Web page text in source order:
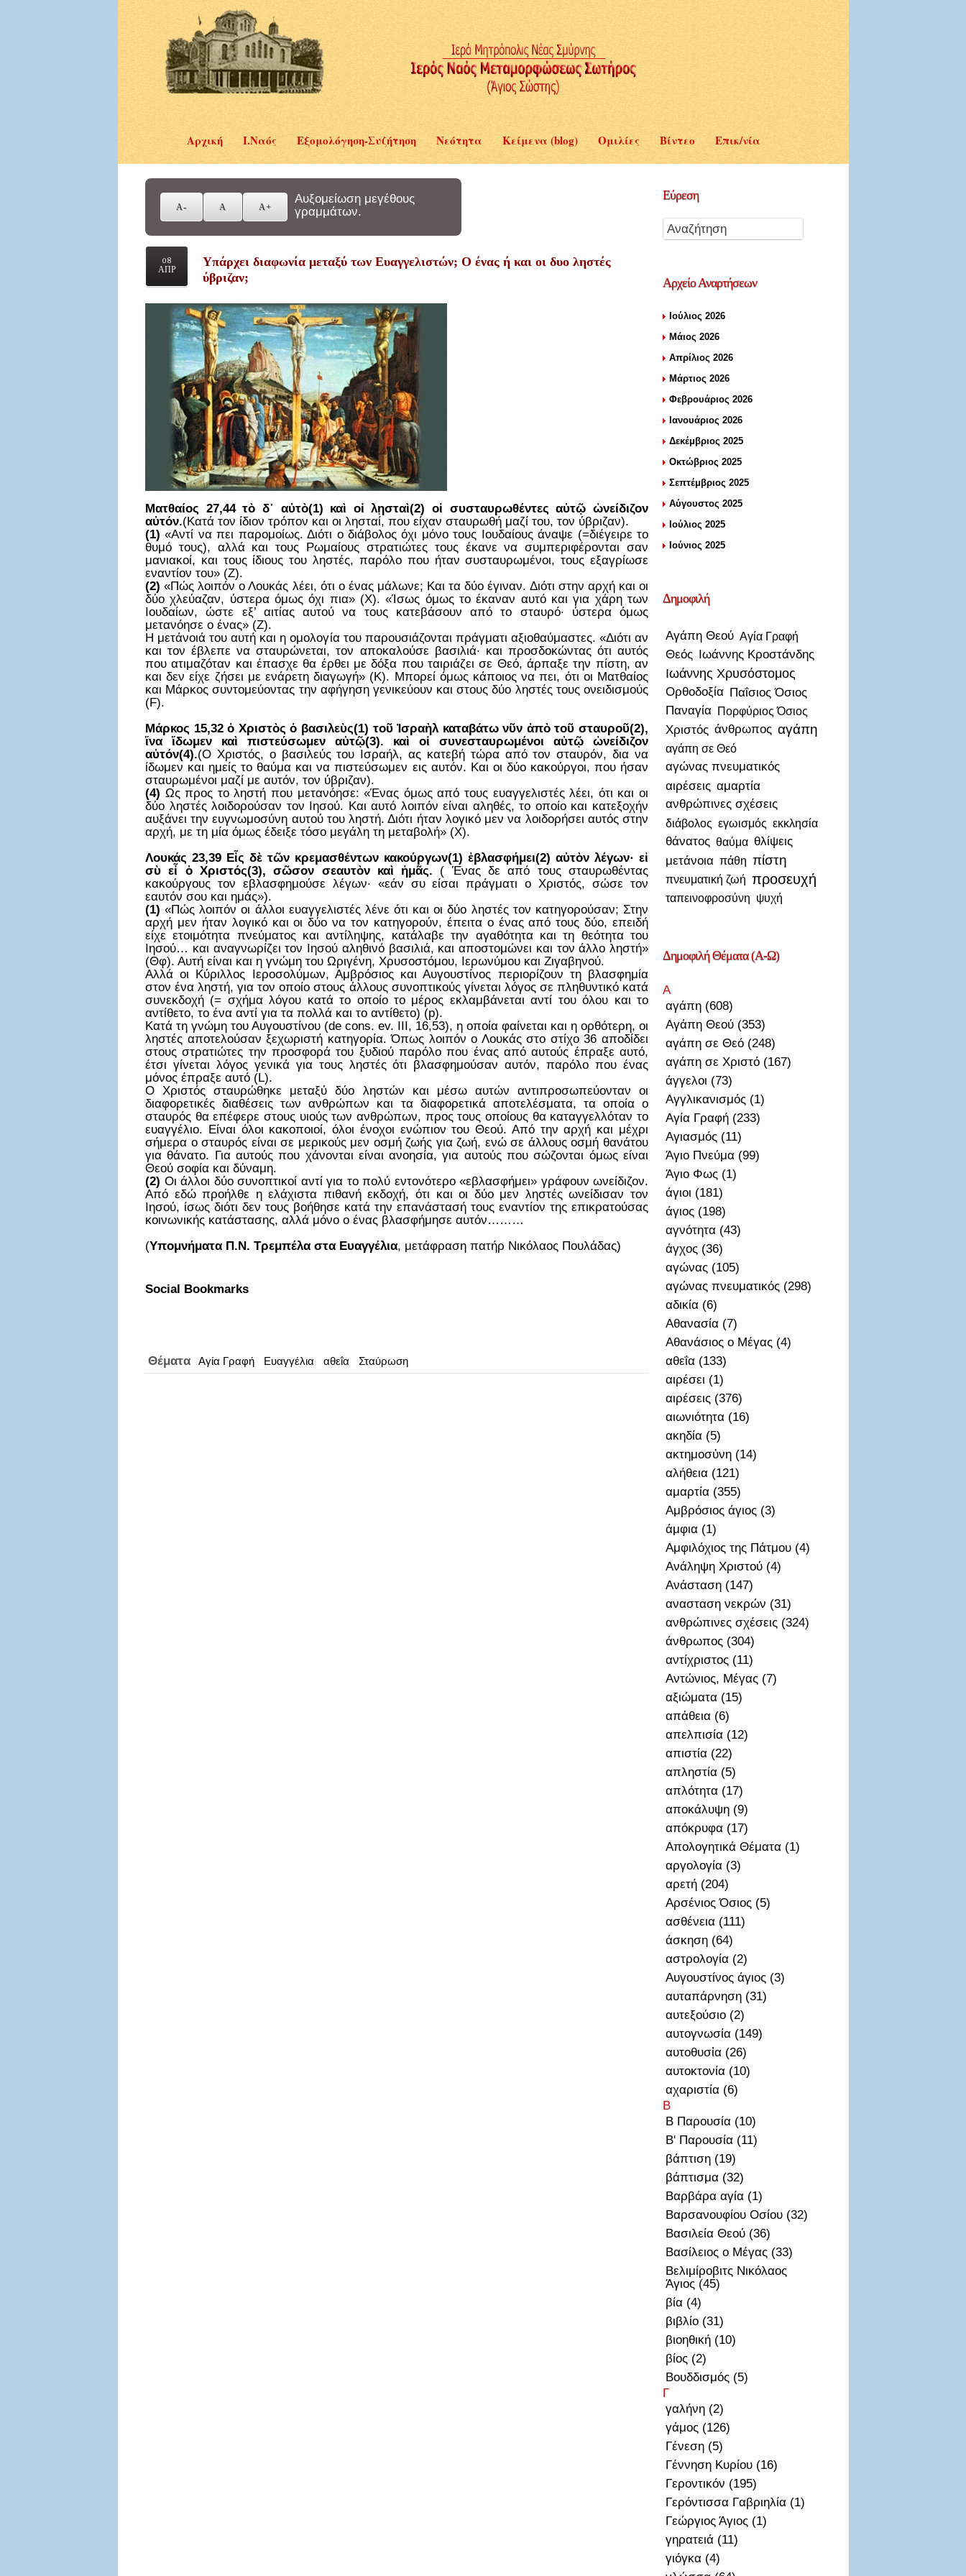
Αρχική Ι.Ναός Εξομολόγηση-Συζήτηση Νεότητα Κείμενα (blog) Ομιλίες Βίντεο Επικ/νία
Αυξομείωση μεγέθους
γραμμάτων.
08
ΑΠΡ
Υπάρχει διαφωνία μεταξύ των Ευαγγελιστών; Ο ένας ή και οι δυο ληστές
ύβριζαν;
Ματθαίος 27,44 τὸ δ᾿ αὐτὸ(1) καὶ οἱ λῃσταὶ(2) οἱ συσταυρωθέντες αὐτῷ ὠνείδιζον
αὐτόν.(Κατά τον ίδιον τρόπον και οι λησταί, που είχαν σταυρωθή μαζί του, τον ύβριζαν).
(1) «Αντί να πει παρομοίως. Διότι ο διάβολος όχι μόνο τους Ιουδαίους άναψε (=διέγειρε το
θυμό τους), αλλά και τους Ρωμαίους στρατιώτες τους έκανε να συμπεριφέρονται σαν
μανιακοί, και τους ίδιους του ληστές, παρόλο που ήταν συσταυρωμένοι, τους εξαγρίωσε
εναντίον του» (Ζ).
(2) «Πώς λοιπόν ο Λουκάς λέει, ότι ο ένας μάλωνε; Και τα δύο έγιναν. Διότι στην αρχή και οι
δύο χλεύαζαν, ύστερα όμως όχι πια» (Χ). «Ίσως όμως το έκαναν αυτό και για χάρη των
Ιουδαίων, ώστε εξ’ αιτίας αυτού να τους κατεβάσουν από το σταυρό· ύστερα όμως
μετανόησε ο ένας» (Ζ).
Η μετάνοιά του αυτή και η ομολογία του παρουσιάζονται πράγματι αξιοθαύμαστες. «Διότι αν
και τον έβλεπε να σταυρώνεται, τον αποκαλούσε βασιλιά· και προσδοκώντας ότι αυτός
που ατιμαζόταν και έπασχε θα έρθει με δόξα που ταιριάζει σε Θεό, άρπαξε την πίστη, αν
και δεν είχε ζήσει με ενάρετη διαγωγή» (Κ). Μπορεί όμως κάποιος να πει, ότι οι Ματθαίος
και Μάρκος συντομεύοντας την αφήγηση γενικεύουν και στους δύο ληστές τους ονειδισμούς
(F).
Μάρκος 15,32 ὁ Χριστὸς ὁ βασιλεὺς(1) τοῦ Ἰσραὴλ καταβάτω νῦν ἀπὸ τοῦ σταυροῦ(2),
ἵνα ἴδωμεν καὶ πιστεύσωμεν αὐτῷ(3). καὶ οἱ συνεσταυρωμένοι αὐτῷ ὠνείδιζον
αὐτόν(4).(Ο Χριστός, ο βασιλεύς του Ισραήλ, ας κατεβή τώρα από τον σταυρόν, δια να
ίδωμεν και ημείς το θαύμα και να πιστεύσωμεν εις αυτόν. Και οι δύο κακούργοι, που ήσαν
σταυρωμένοι μαζί με αυτόν, τον ύβριζαν).
(4) Ως προς το ληστή που μετανόησε: «Ένας όμως από τους ευαγγελιστές λέει, ότι και οι
δύο ληστές λοιδορούσαν τον Ιησού. Και αυτό λοιπόν είναι αληθές, το οποίο και κατεξοχήν
αυξάνει την ευγνωμοσύνη αυτού του ληστή. Διότι ήταν λογικό μεν να λοιδορήσει αυτός στην
αρχή, με τη μία όμως έδειξε τόσο μεγάλη τη μεταβολή» (Χ).
Λουκάς 23,39 Εἷς δὲ τῶν κρεμασθέντων κακούργων(1) ἐβλασφήμει(2) αὐτὸν λέγων· εἰ
σὺ εἶ ὁ Χριστός(3), σῶσον σεαυτὸν καὶ ἡμᾶς. ( Ένας δε από τους σταυρωθέντας
κακούργους τον εβλασφημούσε λέγων· «εάν συ είσαι πράγματι ο Χριστός, σώσε τον
εαυτόν σου και ημάς»).
(1) «Πώς λοιπόν οι άλλοι ευαγγελιστές λένε ότι και οι δύο ληστές τον κατηγορούσαν; Στην
αρχή μεν ήταν λογικό και οι δύο να τον κατηγορούν, έπειτα ο ένας από τους δύο, επειδή
είχε ετοιμότητα πνεύματος και αντίληψης, κατάλαβε την αγαθότητα και τη θεότητα του
Ιησού… και αναγνωρίζει τον Ιησού αληθινό βασιλιά, και αποστομώνει και τον άλλο ληστή»
(Θφ). Αυτή είναι και η γνώμη του Ωριγένη, Χρυσοστόμου, Ιερωνύμου και Ζιγαβηνού.
Αλλά οι Κύριλλος Ιεροσολύμων, Αμβρόσιος και Αυγουστίνος περιορίζουν τη βλασφημία
στον ένα ληστή, για τον οποίο στους άλλους συνοπτικούς γίνεται λόγος σε πληθυντικό κατά
συνεκδοχή (= σχήμα λόγου κατά το οποίο το μέρος εκλαμβάνεται αντί του όλου και το
αντίθετο, το ένα αντί για τα πολλά και το αντίθετο) (p).
Κατά τη γνώμη του Αυγουστίνου (de cons. ev. III, 16,53), η οποία φαίνεται και η ορθότερη, οι
ληστές αποτελούσαν ξεχωριστή κατηγορία. Όπως λοιπόν ο Λουκάς στο στίχο 36 αποδίδει
στους στρατιώτες την προσφορά του ξυδιού παρόλο που ένας από αυτούς έπραξε αυτό,
έτσι γίνεται λόγος γενικά για τους ληστές ότι βλασφημούσαν αυτόν, παρόλο που ένας
μόνος έπραξε αυτό (L).
Ο Χριστός σταυρώθηκε μεταξύ δύο ληστών και μέσω αυτών αντιπροσωπεύονταν οι
διαφορετικές διαθέσεις των ανθρώπων και τα διαφορετικά αποτελέσματα, τα οποία ο
σταυρός θα επέφερε στους υιούς των ανθρώπων, προς τους οποίους θα καταγγελλόταν το
ευαγγέλιο. Είναι όλοι κακοποιοί, όλοι ένοχοι ενώπιον του Θεού. Από την αρχή και μέχρι
σήμερα ο σταυρός είναι σε μερικούς μεν οσμή ζωής για ζωή, ενώ σε άλλους οσμή θανάτου
για θάνατο. Για αυτούς που χάνονται είναι ανοησία, για αυτούς που σώζονται όμως είναι
Θεού σοφία και δύναμη.
(2) Οι άλλοι δύο συνοπτικοί αντί για το πολύ εντονότερο «εβλασφήμει» γράφουν ωνείδιζον.
Από εδώ προήλθε η ελάχιστα πιθανή εκδοχή, ότι και οι δύο μεν ληστές ωνείδισαν τον
Ιησού, ίσως διότι δεν τους βοήθησε κατά την επανάστασή τους εναντίον της επικρατούσας
κοινωνικής κατάστασης, αλλά μόνο ο ένας βλασφήμησε αυτόν………
(Υπομνήματα Π.Ν. Τρεμπέλα στα Ευαγγέλια, μετάφραση πατήρ Νικόλαος Πουλάδας)
Social Bookmarks
Θέματα Αγία Γραφή Ευαγγέλια αθεΐα Σταύρωση
Εύρεση
ΑρχείοΑναρτήσεων
Ιούλιος 2026
Μάιος 2026
Απρίλιος 2026
Μάρτιος 2026
Φεβρουάριος 2026
Ιανουάριος 2026
Δεκέμβριος 2025
Οκτώβριος 2025
Σεπτέμβριος 2025
Αύγουστος 2025
Ιούλιος 2025
Ιούνιος 2025
Δημοφιλή
Αγάπη Θεού Αγία Γραφή
Θεός Ιωάννης Κροστάνδης
Ιωάννης Χρυσόστομος
Ορθοδοξία Παΐσιος Όσιος
Παναγία Πορφύριος Όσιος
Χριστός άνθρωπος αγάπη
αγάπη σε Θεό
αγώνας πνευματικός
αιρέσεις αμαρτία
ανθρώπινες σχέσεις
διάβολος εγωισμός εκκλησία
θάνατος θαύμα θλίψεις
μετάνοια πάθη πίστη
πνευματική ζωή προσευχή
ταπεινοφροσύνη ψυχή
ΔημοφιλήΘέματα (Α-Ω)
Α
αγάπη (608)
Αγάπη Θεού (353)
αγάπη σε Θεό (248)
αγάπη σε Χριστό (167)
άγγελοι (73)
Αγγλικανισμός (1)
Αγία Γραφή (233)
Αγιασμός (11)
Άγιο Πνεύμα (99)
Άγιο Φως (1)
άγιοι (181)
άγιος (198)
αγνότητα (43)
άγχος (36)
αγώνας (105)
αγώνας πνευματικός (298)
αδικία (6)
Αθανασία (7)
Αθανάσιος ο Μέγας (4)
αθεΐα (133)
αιρέσει (1)
αιρέσεις (376)
αιωνιότητα (16)
ακηδία (5)
ακτημοσὐνη (14)
αλήθεια (121)
αμαρτία (355)
Αμβρόσιος άγιος (3)
άμφια (1)
Αμφιλόχιος της Πάτμου (4)
Ανάληψη Χριστού (4)
Ανάσταση (147)
ανασταση νεκρών (31)
ανθρώπινες σχέσεις (324)
άνθρωπος (304)
αντίχριστος (11)
Αντώνιος, Μέγας (7)
αξιώματα (15)
απἀθεια (6)
απελπισία (12)
απιστία (22)
απληστία (5)
απλότητα (17)
αποκάλυψη (9)
απόκρυφα (17)
Απολογητικά Θέματα (1)
αργολογία (3)
αρετή (204)
Αρσένιος Όσιος (5)
ασθένεια (111)
άσκηση (64)
αστρολογία (2)
Αυγουστίνος άγιος (3)
αυταπάρνηση (31)
αυτεξούσιο (2)
αυτογνωσία (149)
αυτοθυσἰα (26)
αυτοκτονία (10)
αχαριστία (6)
Β
Β Παρουσία (10)
Β' Παρουσία (11)
βάπτιση (19)
βάπτισμα (32)
Βαρβάρα αγία (1)
Βαρσανουφίου Οσίου (32)
Βασιλεία Θεού (36)
Βασίλειος ο Μέγας (33)
Βελιμίροβιτς Νικόλαος
Άγιος (45)
βία (4)
βιβλίο (31)
βιοηθική (10)
βίος (2)
Βουδδισμός (5)
Γ
γαλήνη (2)
γάμος (126)
Γένεση (5)
Γέννηση Κυρίου (16)
Γεροντικόν (195)
Γερόντισσα Γαβριηλία (1)
Γεώργιος Άγιος (1)
γηρατειά (11)
γιόγκα (4)